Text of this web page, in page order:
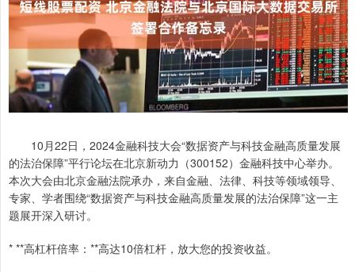
10月22日，2024金融科技大会“数据资产与科技金融高质量发展
的法治保障”平行论坛在北京新动力（300152）金融科技中心举办。
本次大会由北京金融法院承办，来自金融、法律、科技等领域领导、
专家、学者围绕“数据资产与科技金融高质量发展的法治保障”这一主
题展开深入研讨。
* **高杠杆倍率：**高达10倍杠杆，放大您的投资收益。